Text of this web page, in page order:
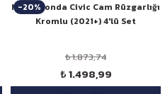
-20%
Niken Honda Civic Cam Rüzgarlığı
Kromlu (2021+) 4'lü Set
₺ 1.873,74
₺ 1.498,99